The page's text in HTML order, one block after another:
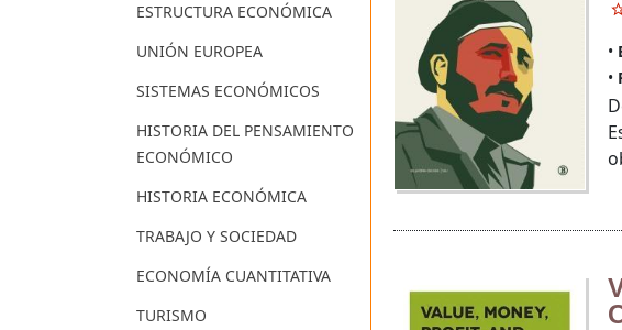
ESTRUCTURA ECONÓMICA
UNIÓN EUROPEA
SISTEMAS ECONÓMICOS
HISTORIA DEL PENSAMIENTO
ECONÓMICO
HISTORIA ECONÓMICA
TRABAJO Y SOCIEDAD
ECONOMÍA CUANTITATIVA
TURISMO